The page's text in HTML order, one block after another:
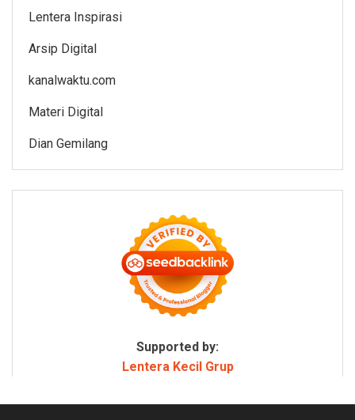
Lentera Inspirasi
Arsip Digital
kanalwaktu.com
Materi Digital
Dian Gemilang
Supported by:
Lentera Kecil Grup